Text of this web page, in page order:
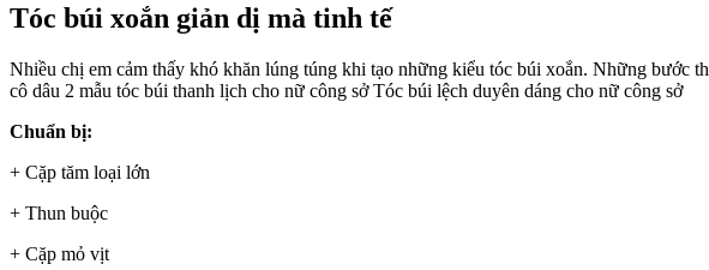
Tóc búi xoắn giản dị mà tinh tế
Nhiều chị em cảm thấy khó khăn lúng túng khi tạo những kiểu tóc búi xoắn. Những bước
cô dâu 2 mẫu tóc búi thanh lịch cho nữ công sở Tóc búi lệch duyên dáng cho nữ công sở
Chuẩn bị:
+ Cặp tăm loại lớn
+ Thun buộc
+ Cặp mỏ vịt